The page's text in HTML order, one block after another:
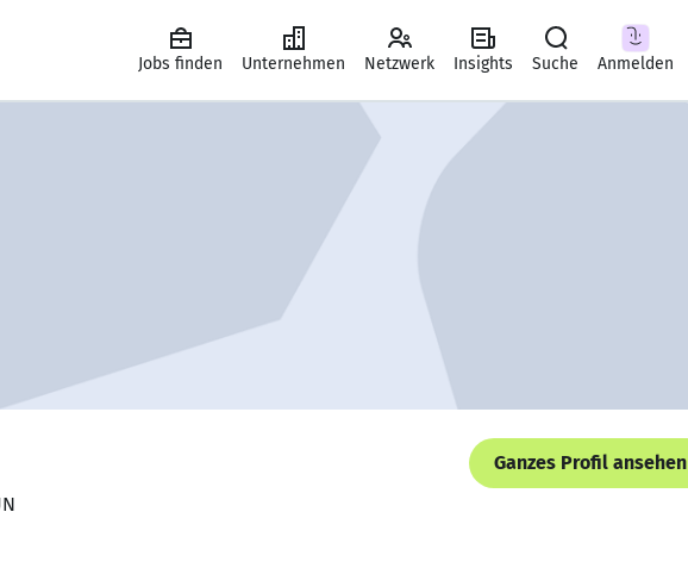
Jobs finden Unternehmen Netzwerk Insights Suche Anmelden
Ganzes Profil ansehen